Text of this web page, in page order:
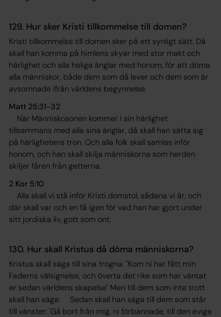
129. Hur sker Kristi tillkommelse till domen?
Kristi tillkommelse till domen sker på ett synligt sätt. Då
skall han komma på himlens skyar med stor makt och
härlighet och alla heliga änglar med honom, för att döma
alla människor, både dem som då lever och dem som är
avsomnade ifrån världens begynnelse.
Matt 25:31-32
När Människosonen kommer i sin härlighet
tillsammans med alla sina änglar, då skall han sätta sig
på härlighetens tron. Och alla folk skall samlas inför
honom, och han skall skilja människorna som herden
skiljer fåren från getterna.
2 Kor 5:10
Alla skall vi stå inför Kristi domstol, sådana vi är, och
där skall var och en få igen för vad han har gjort under
sitt jordiska liv, gott som ont.
130. Hur skall Kristus då döma människorna?
Kristus skall säga till sina trogna: "Kom ni har fått min
Faderns välsignelse, och överta det rike som har väntat
er sedan världens skapelse" Men till dem som inte trott
skall han säga: Sedan skall han säga till dem som står
till vänster: 'Gå bort från mig, ni förbannade, till den eviga